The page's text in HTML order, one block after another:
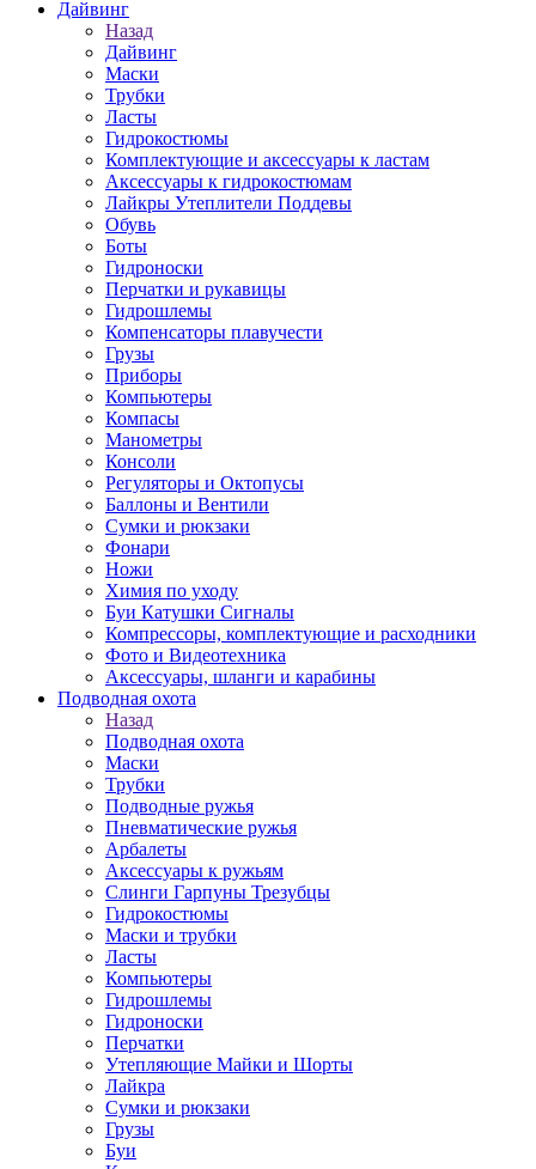
Дайвинг
Назад
Дайвинг
Маски
Трубки
Ласты
Гидрокостюмы
Комплектующие и аксессуары к ластам
Аксессуары к гидрокостюмам
Лайкры Утеплители Поддевы
Обувь
Боты
Гидроноски
Перчатки и рукавицы
Гидрошлемы
Компенсаторы плавучести
Грузы
Приборы
Компьютеры
Компасы
Манометры
Консоли
Регуляторы и Октопусы
Баллоны и Вентили
Сумки и рюкзаки
Фонари
Ножи
Химия по уходу
Буи Катушки Сигналы
Компрессоры, комплектующие и расходники
Фото и Видеотехника
Аксессуары, шланги и карабины
Подводная охота
Назад
Подводная охота
Маски
Трубки
Подводные ружья
Пневматические ружья
Арбалеты
Аксессуары к ружьям
Слинги Гарпуны Трезубцы
Гидрокостюмы
Маски и трубки
Ласты
Компьютеры
Гидрошлемы
Гидроноски
Перчатки
Утепляющие Майки и Шорты
Лайкра
Сумки и рюкзаки
Грузы
Буи